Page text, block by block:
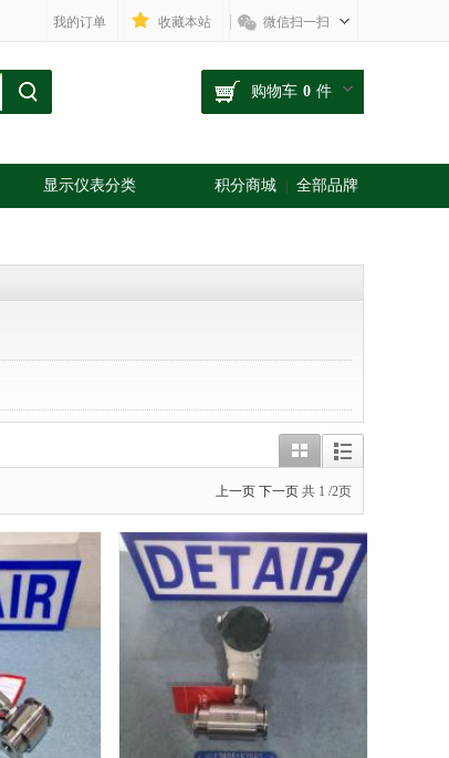
我的订单 收藏本站 微信扫一扫
购物车 0 件
显示仪表分类 积分商城 全部品牌
上一页 下一页 共 1 /2页